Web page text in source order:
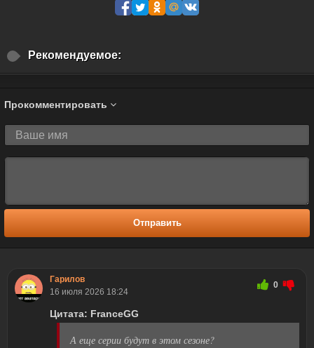
Рекомендуемое:
Прокомментировать
Отправить
Гарилов
16 июля 2026 18:24
0
Цитата: FranceGG
А еще серии будут в этом сезоне?